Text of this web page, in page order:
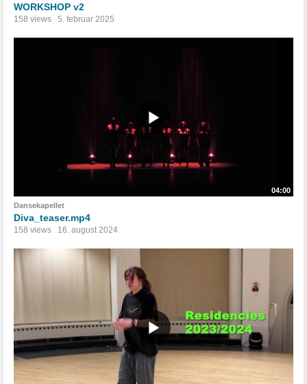
WORKSHOP v2
158 views 5. februar 2025
04:00
Dansekapellet
Diva_teaser.mp4
158 views 16. august 2024